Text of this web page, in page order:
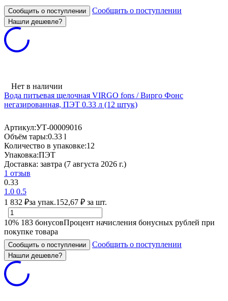
Сообщить о поступлении Сообщить о поступлении
Нет в наличии
Вода питьевая щелочная VIRGO fons / Вирго Фонс
негазированная, ПЭТ 0.33 л (12 штук)
Артикул:УТ-00009016
Объём тары:0.33 l
Количество в упаковке:12
Упаковка:ПЭТ
Доставка: завтра (7 августа 2026 г.)
1 отзыв
0.33
1.0 0.5
1 832 ₽за упак.152,67 ₽ за шт.
10% 183 бонусовПроцент начисления бонусных рублей при
покупке товара
Сообщить о поступлении Сообщить о поступлении